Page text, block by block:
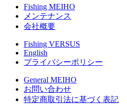
Fishing MEIHO
メンテナンス
会社概要
Fishing VERSUS
English
プライバシーポリシー
General MEIHO
お問い合わせ
特定商取引法に基づく表記